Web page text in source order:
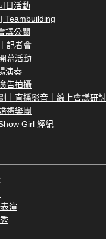
日活動
Teambuilding
議公關
記者會
幕活動
演奏
告拍攝
｜直播影音｜線上會議研討
禮樂團
Girl 經紀
演